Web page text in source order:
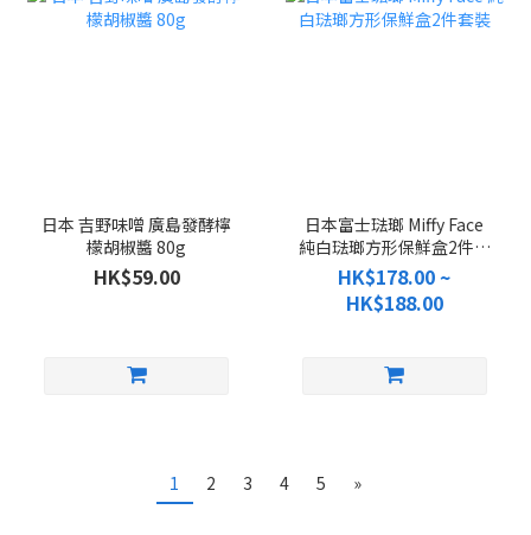
日本 吉野味噌 廣島發酵檸
檬胡椒醬 80g
HK$59.00
日本富士琺瑯 Miffy Face
純白琺瑯方形保鮮盒2件套
裝
HK$178.00 ~
HK$188.00
1 2 3 4 5 »